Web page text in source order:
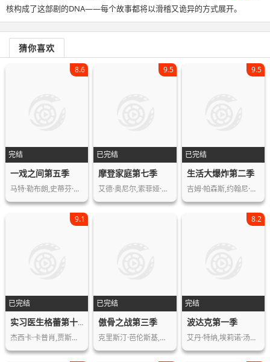
核构成了这部剧的DNA——每个故事都将以滑稽又诡异的方式展开。
猜你喜欢
完结
8.6
一戏之间第五季
马特·勒布朗,史蒂芬·曼甘,塔姆辛·格…
已完结
9.5
摩登家庭第七季
艾德·奥尼尔,索菲娅·维加拉,朱丽·鲍…
已完结
9.5
生活大爆炸第二季
吉姆·帕森斯,约翰尼·盖尔克奇,凯莉·…
已完结
9.1
实习医生格蕾第十四季
杰西卡·卡普肖,贾斯汀·钱伯斯,莎拉·…
已完结
傲骨之战第三季
克里斯汀·芭伦斯基,德尔罗伊·林多,奥…
完结
8.2
波达克第一季
艾丹·特纳,埃莉诺·汤姆林森,凯尔·索…